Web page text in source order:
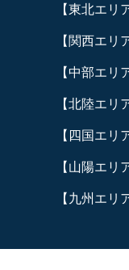
【東北エリ
【関西エリ
【中部エリ
【北陸エリ
【四国エリ
【山陽エリ
【九州エリ